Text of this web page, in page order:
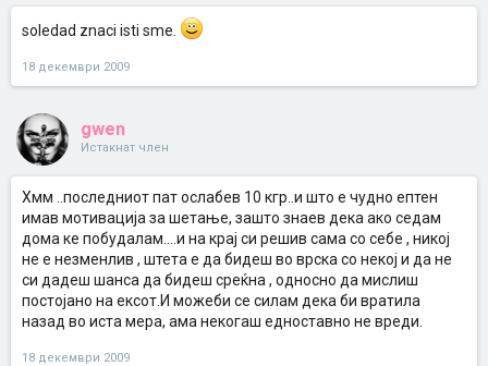
soledad znaci isti sme.
18 декември 2009
gwen
Истакнат член
Хмм ..последниот пат ослабев 10 кгр..и што е чудно ептен
имав мотивација за шетање, зашто знаев дека ако седам
дома ке побудалам....и на крај си решив сама со себе , никој
не е незменлив , штета е да бидеш во врска со некој и да не
си дадеш шанса да бидеш среќна , односно да мислиш
постојано на ексот.И можеби се силам дека би вратила
назад во иста мера, ама некогаш едноставно не вреди.
18 декември 2009